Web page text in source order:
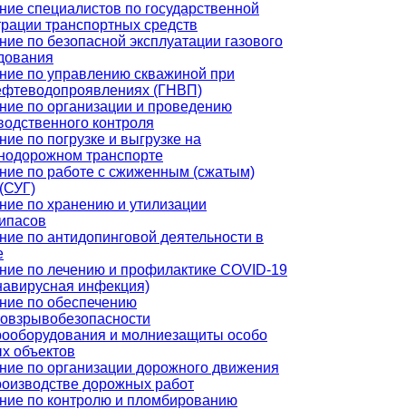
специалистов по государственной
транспортных средств
по безопасной эксплуатации газового
по управлению скважиной при
(ГНВП)
по организации и проведению
контроля
по погрузке и выгрузке на
транспорте
по работе с сжиженным (сжатым)
по хранению и утилизации
по антидопинговой деятельности в
по лечению и профилактике COVID-19
инфекция)
по обеспечению
и молниезащиты особо
объектов
по организации дорожного движения
дорожных работ
по контролю и пломбированию